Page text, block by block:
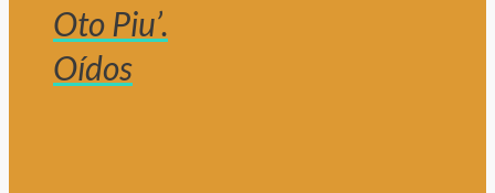
Oto Piu’.
Oídos